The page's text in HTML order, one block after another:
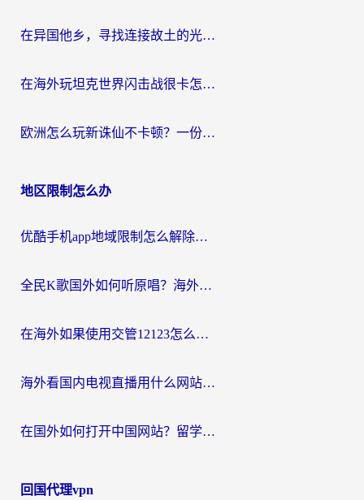
在异国他乡，寻找连接故土的光明大陆免费加速器
在海外玩坦克世界闪击战很卡怎么办？老玩家亲测有效的加速器选择指南
欧洲怎么玩新诛仙不卡顿？一份给海外游子的国服游戏畅玩指南
地区限制怎么办
优酷手机app地域限制怎么解除？海外党亲测有效的追剧方案
全民K歌国外如何听原唱？海外党亲测有效的回国加速器选择指南
在海外如果使用交管12123怎么处理？留学生亲测有效的回国加速方案
海外看国内电视直播用什么网站比较好？一篇解决你所有追剧难题的实用指南
在国外如何打开中国网站？留学生与海外华人的无缝访问指南
回国代理vpn